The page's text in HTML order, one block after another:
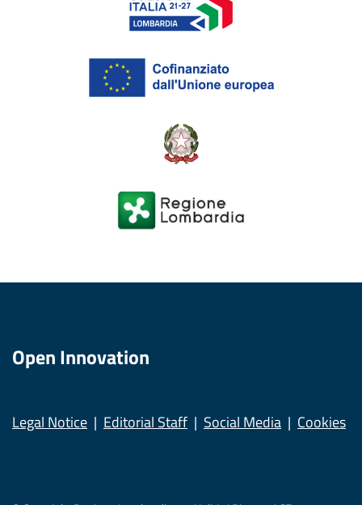
Open Innovation
Legal Notice Editorial Staff Social Media Cookies